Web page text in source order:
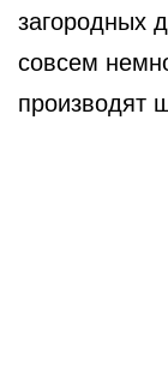
загородных
совсем
производят